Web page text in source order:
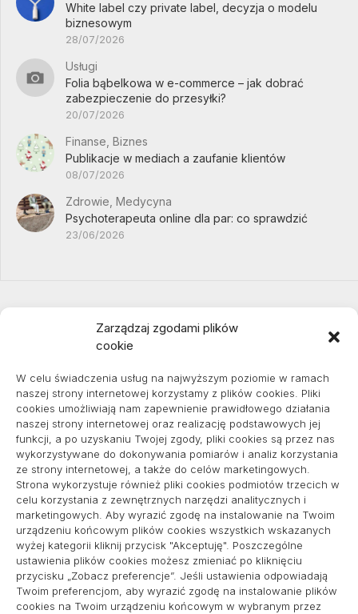
Zarządzaj zgodami plików
cookie
W celu świadczenia usług na najwyższym poziomie w ramach
naszej strony internetowej korzystamy z plików cookies. Pliki
cookies umożliwiają nam zapewnienie prawidłowego działania
naszej strony internetowej oraz realizację podstawowych jej
funkcji, a po uzyskaniu Twojej zgody, pliki cookies są przez nas
wykorzystywane do dokonywania pomiarów i analiz korzystania
ze strony internetowej, a także do celów marketingowych.
Strona wykorzystuje również pliki cookies podmiotów trzecich w
celu korzystania z zewnętrznych narzędzi analitycznych i
marketingowych. Aby wyrazić zgodę na instalowanie na Twoim
urządzeniu końcowym plików cookies wszystkich wskazanych
wyżej kategorii kliknij przycisk "Akceptuję". Poszczególne
ustawienia plików cookies możesz zmieniać po kliknięciu
przycisku „Zobacz preferencje”. Jeśli ustawienia odpowiadają
Twoim preferencjom, aby wyrazić zgodę na instalowanie plików
cookies na Twoim urządzeniu końcowym w wybranym przez
White label czy private label, decyzja o modelu
biznesowym
28/07/2026
Usługi
Folia bąbelkowa w e-commerce – jak dobrać
zabezpieczenie do przesyłki?
20/07/2026
Finanse, Biznes
Publikacje w mediach a zaufanie klientów
08/07/2026
Zdrowie, Medycyna
Psychoterapeuta online dla par: co sprawdzić
23/06/2026
pozycjonowanie lokalne
Informacje
Polityka plików cookies (EU)
Polityka prywatności